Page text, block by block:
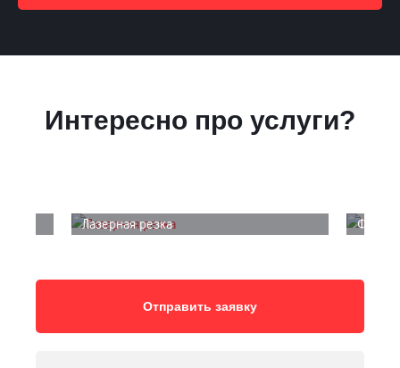
Интересно про услуги?
Лазерная резка
Отправить заявку